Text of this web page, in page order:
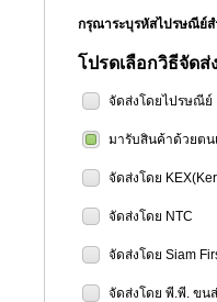
กรุณาระบุรหัสไปรษณี
โปรดเลือกวิธีจัดส่
จัดส่งโดยไปรษณีย์
มารับสินค้าด้วยต
จัดส่งโดย
จัดส่งโดย NTC
จัดส่งโดย Siam
จัดส่งโดย พี.พี. ขน